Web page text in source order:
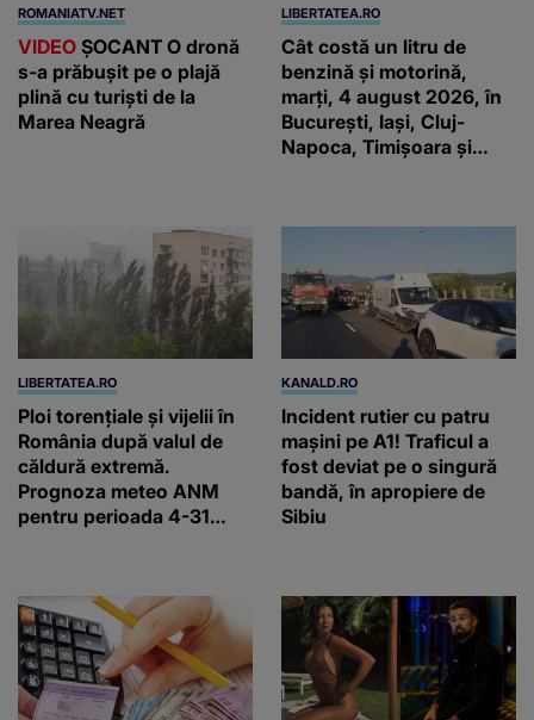
ROMANIATV.NET
VIDEO ŞOCANT O dronă
s-a prăbuşit pe o plajă
plină cu turişti de la
Marea Neagră
LIBERTATEA.RO
Cât costă un litru de
benzină și motorină,
marți, 4 august 2026, în
București, Iași, Cluj-
Napoca, Timișoara și
LIBERTATEA.RO
Ploi torențiale și vijelii în
România după valul de
căldură extremă.
Prognoza meteo ANM
pentru perioada 4-31
KANALD.RO
Incident rutier cu patru
mașini pe A1! Traficul a
fost deviat pe o singură
bandă, în apropiere de
Sibiu